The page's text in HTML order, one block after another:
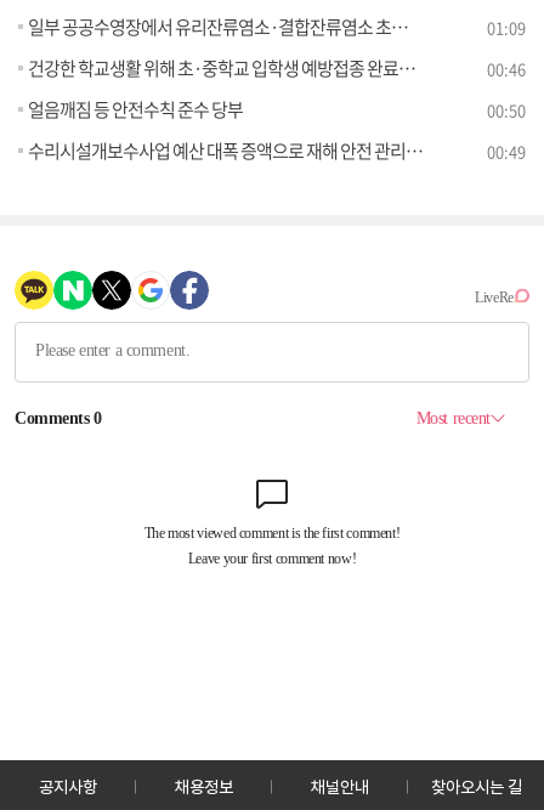
일부 공공수영장에서 유리잔류염소·결합잔류염소 초과 검출 01:09
건강한 학교생활 위해 초·중학교 입학생 예방접종 완료해야 00:46
얼음깨짐 등 안전수칙 준수 당부 00:50
수리시설개보수사업 예산 대폭 증액으로 재해 안전 관리 강화 00:49
공지사항 채용정보 채널안내 찾아오시는 길